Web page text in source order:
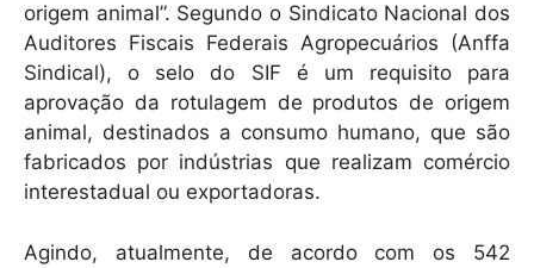
origem animal”. Segundo o Sindicato Nacional dos
Auditores Fiscais Federais Agropecuários (Anffa
Sindical), o selo do SIF é um requisito para
aprovação da rotulagem de produtos de origem
animal, destinados a consumo humano, que são
fabricados por indústrias que realizam comércio
interestadual ou exportadoras.
Agindo, atualmente, de acordo com os 542